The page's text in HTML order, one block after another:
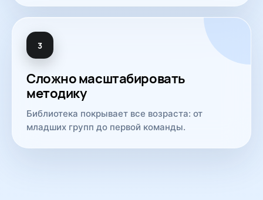
3
Сложно масштабировать
методику
Библиотека покрывает все возраста: от
младших групп до первой команды.